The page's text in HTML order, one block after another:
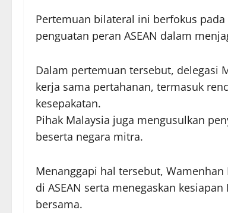
Pertemuan bilateral ini berfokus
penguatan peran ASEAN dalam
Dalam pertemuan tersebut, delegasi
kerja sama pertahanan, termasuk
kesepakatan.
Pihak Malaysia juga mengusulkan
beserta negara mitra.
Menanggapi hal tersebut,
di ASEAN serta menegaskan
bersama.